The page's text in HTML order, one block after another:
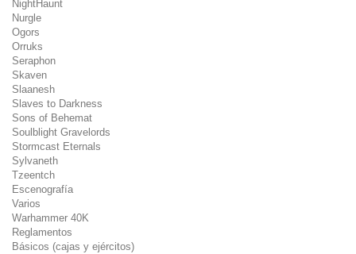
NightHaunt
Nurgle
Ogors
Orruks
Seraphon
Skaven
Slaanesh
Slaves to Darkness
Sons of Behemat
Soulblight Gravelords
Stormcast Eternals
Sylvaneth
Tzeentch
Escenografía
Varios
Warhammer 40K
Reglamentos
Básicos (cajas y ejércitos)